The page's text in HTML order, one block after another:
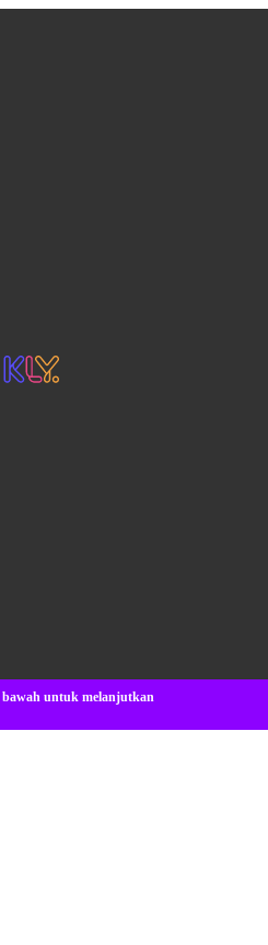
untuk melanjutkan